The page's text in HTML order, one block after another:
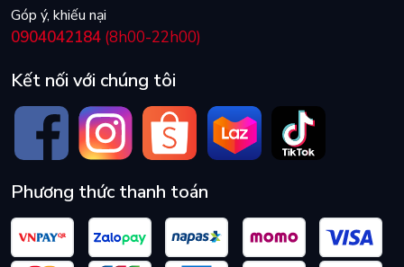
Góp ý, khiếu nại
0904042184 (8h00-22h00)
Kết nối với chúng tôi
Phương thức thanh toán